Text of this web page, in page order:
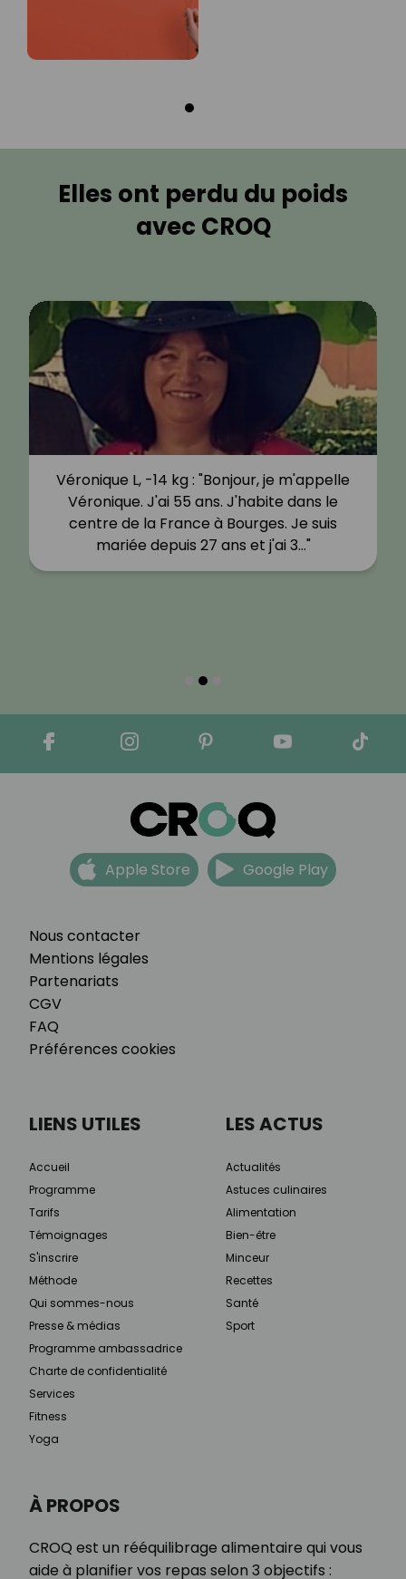
Elles ont perdu du poids
avec CROQ
Véronique L, -14 kg : "Bonjour, je m'appelle
Véronique. J'ai 55 ans. J'habite dans le
centre de la France à Bourges. Je suis
mariée depuis 27 ans et j'ai 3…"
Nous contacter
Mentions légales
Partenariats
CGV
FAQ
Préférences cookies
Apple Store Google Play
À PROPOS
CROQ est un rééquilibrage alimentaire qui vous
aide à planifier vos repas selon 3 objectifs :
LIENS UTILES
Accueil
Programme
Tarifs
Témoignages
S'inscrire
Méthode
Qui sommes-nous
Presse & médias
Programme ambassadrice
Charte de confidentialité
Services
Fitness
Yoga
LES ACTUS
Actualités
Astuces culinaires
Alimentation
Bien-être
Minceur
Recettes
Santé
Sport